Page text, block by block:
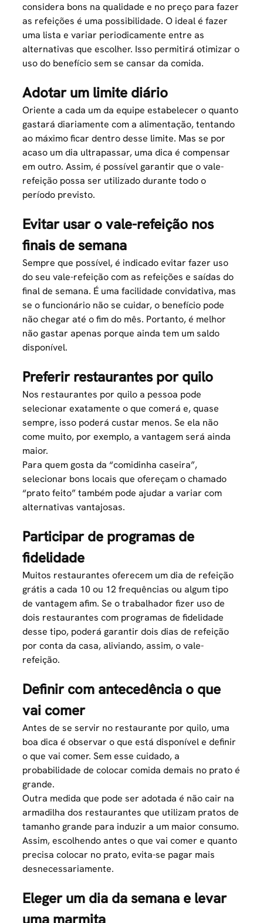
considera bons na qualidade e no preço para fazer
as refeições é uma possibilidade. O ideal é fazer
uma lista e variar periodicamente entre as
alternativas que escolher. Isso permitirá otimizar o
uso do benefício sem se cansar da comida.
Adotar um limite diário
Oriente a cada um da equipe estabelecer o quanto
gastará diariamente com a alimentação, tentando
ao máximo ficar dentro desse limite. Mas se por
acaso um dia ultrapassar, uma dica é compensar
em outro. Assim, é possível garantir que o vale-
refeição possa ser utilizado durante todo o
período previsto.
Evitar usar o vale-refeição nos
finais de semana
Sempre que possível, é indicado evitar fazer uso
do seu vale-refeição com as refeições e saídas do
final de semana. É uma facilidade convidativa, mas
se o funcionário não se cuidar, o benefício pode
não chegar até o fim do mês. Portanto, é melhor
não gastar apenas porque ainda tem um saldo
disponível.
Preferir restaurantes por quilo
Nos restaurantes por quilo a pessoa pode
selecionar exatamente o que comerá e, quase
sempre, isso poderá custar menos. Se ela não
come muito, por exemplo, a vantagem será ainda
maior.
Para quem gosta da “comidinha caseira”,
selecionar bons locais que ofereçam o chamado
“prato feito” também pode ajudar a variar com
alternativas vantajosas.
Participar de programas de
fidelidade
Muitos restaurantes oferecem um dia de refeição
grátis a cada 10 ou 12 frequências ou algum tipo
de vantagem afim. Se o trabalhador fizer uso de
dois restaurantes com programas de fidelidade
desse tipo, poderá garantir dois dias de refeição
por conta da casa, aliviando, assim, o vale-
refeição.
Definir com antecedência o que
vai comer
Antes de se servir no restaurante por quilo, uma
boa dica é observar o que está disponível e definir
o que vai comer. Sem esse cuidado, a
probabilidade de colocar comida demais no prato é
grande.
Outra medida que pode ser adotada é não cair na
armadilha dos restaurantes que utilizam pratos de
tamanho grande para induzir a um maior consumo.
Assim, escolhendo antes o que vai comer e quanto
precisa colocar no prato, evita-se pagar mais
desnecessariamente.
Eleger um dia da semana e levar